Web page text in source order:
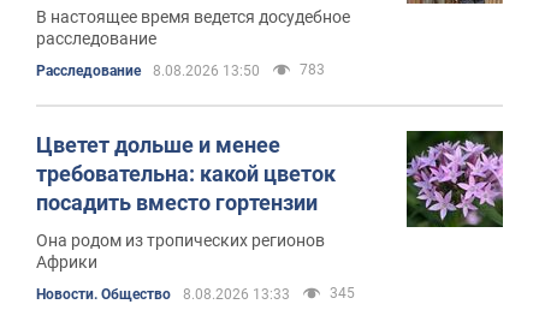
В настоящее время ведется досудебное
расследование
Расследование 8.08.2026 13:50 783
Цветет дольше и менее
требовательна: какой цветок
посадить вместо гортензии
Она родом из тропических регионов
Африки
Новости. Общество 8.08.2026 13:33 345